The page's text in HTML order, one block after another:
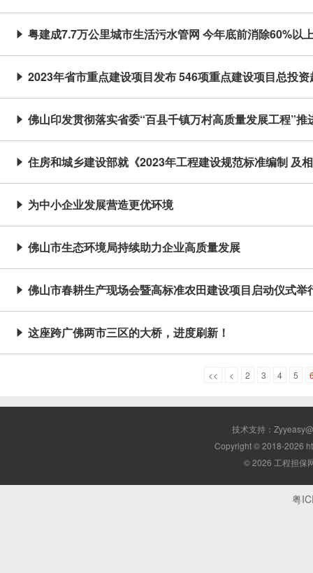
 粤建成7.7万公里城市生活污水管网 今年底前消除60%以
 2023年省市重点建设项目发布 546项重点建设项目总投
 佛山印发贯彻落实省委“百县千镇万村高质量发展工程”
 住房和城乡建设部就《2023年工程建设规范标准编制 及
 为中小企业发展营造更优环境
 佛山市生态环境局持续助力企业高质量发展
 佛山市春耕生产现场会暨高标准农田建设项目启动仪式举
 这座跨广佛两市三区的大桥，进度刷新！
<< < 2 3 4 5
技术支持：
Copyright © 2018-2026
© 2026 工程担保
粤